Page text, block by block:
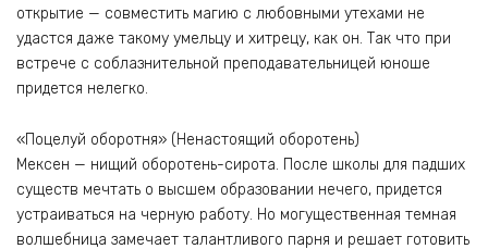
открытие — совместить магию с любовными утехами не
удастся даже такому умельцу и хитрецу, как он. Так что при
встрече с соблазнительной преподавательницей юноше
придется нелегко.
«Поцелуй оборотня» (Ненастоящий оборотень)
Мексен — нищий оборотень-сирота. После школы для падших
существ мечтать о высшем образовании нечего, придется
устраиваться на черную работу. Но могущественная темная
волшебница замечает талантливого парня и решает готовить